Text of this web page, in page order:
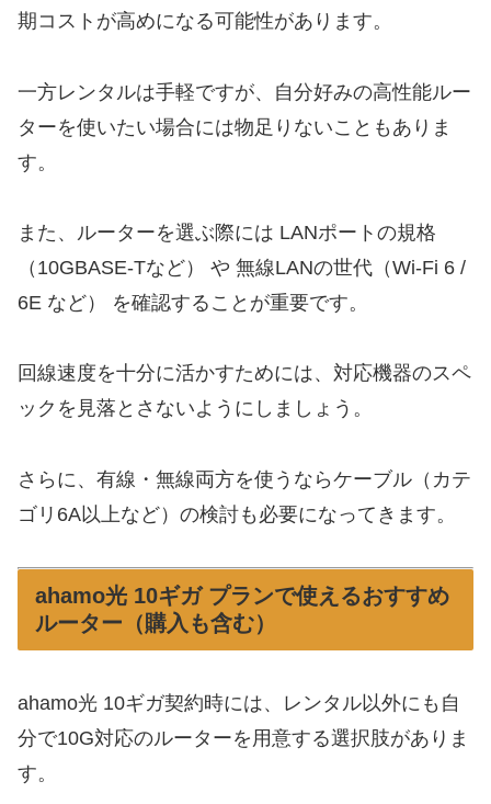
期コストが高めになる可能性があります。
一方レンタルは手軽ですが、自分好みの高性能ルー
ターを使いたい場合には物足りないこともありま
す。
また、ルーターを選ぶ際には LANポートの規格
（10GBASE-Tなど） や 無線LANの世代（Wi-Fi 6 /
6E など） を確認することが重要です。
回線速度を十分に活かすためには、対応機器のスペ
ックを見落とさないようにしましょう。
さらに、有線・無線両方を使うならケーブル（カテ
ゴリ6A以上など）の検討も必要になってきます。
ahamo光 10ギガ プランで使えるおすすめ
ルーター（購入も含む）
ahamo光 10ギガ契約時には、レンタル以外にも自
分で10G対応のルーターを用意する選択肢がありま
す。